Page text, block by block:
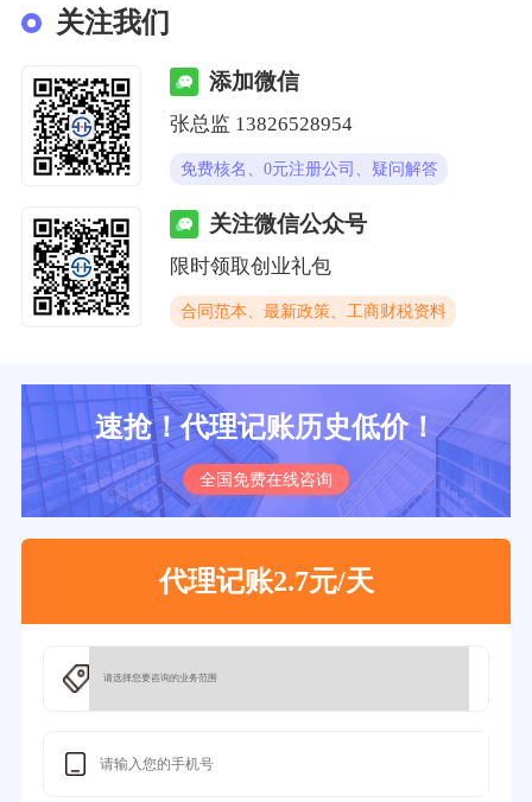
关注我们
添加微信
张总监 13826528954
免费核名、0元注册公司、疑问解答
关注微信公众号
限时领取创业礼包
合同范本、最新政策、工商财税资料
速抢！代理记账历史低价！
全国免费在线咨询
代理记账2.7元/天